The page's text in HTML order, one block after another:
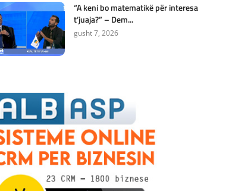
“A keni bo matematikë për interesa
t’juaja?” – Dem...
gusht 7, 2026